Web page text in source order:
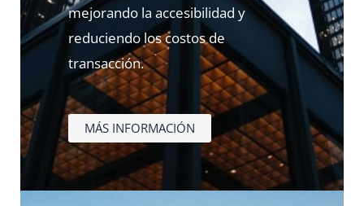
mejorando la accesibilidad y
reduciendo los costos de
transacción.
MÁS INFORMACIÓN